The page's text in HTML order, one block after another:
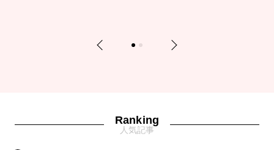
Previous 1 2 Next
Ranking
人気記事